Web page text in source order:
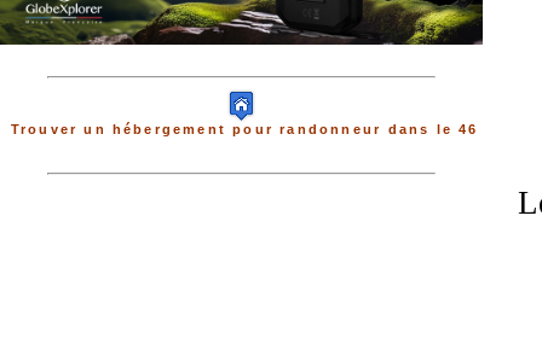
Trouver un hébergement pour randonneur dans le 46